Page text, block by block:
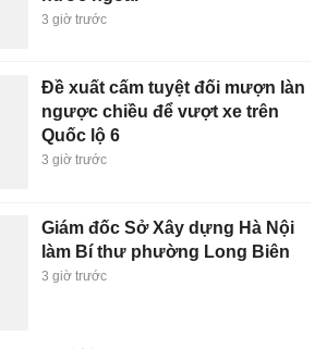
3 giờ trước
Đề xuất cấm tuyệt đối mượn làn
ngược chiều để vượt xe trên
Quốc lộ 6
3 giờ trước
Giám đốc Sở Xây dựng Hà Nội
làm Bí thư phường Long Biên
3 giờ trước